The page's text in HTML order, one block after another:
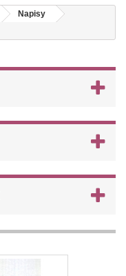
Napisy